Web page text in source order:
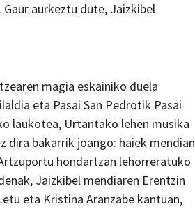
aurkeztu dute, Jaizkibel
magia eskainiko duela
eta Pasai San Pedrotik Pasai
laukotea, Urtantako lehen musika
dira bakarrik joango: haiek mendian
hondartzan lehorreratuko
Jaizkibel mendiaren Erentzin
eta Kristina Aranzabe kantuan,